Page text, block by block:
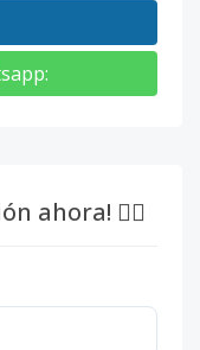
:
ahora! 👇🏽